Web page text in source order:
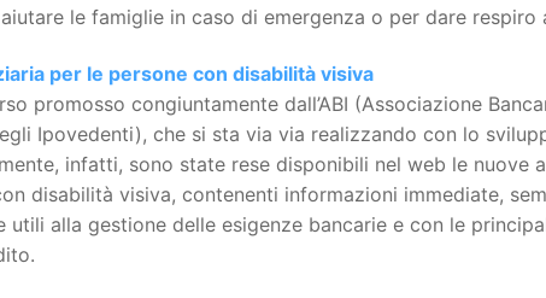
le famiglie in caso di emergenza o per dare respiro
per le persone con disabilità visiva
promosso congiuntamente dall’ABI (Associazione
Ipovedenti), che si sta via via realizzando con lo
infatti, sono state rese disponibili nel web le nuove
disabilità visiva, contenenti informazioni immediate,
utili alla gestione delle esigenze bancarie e con le